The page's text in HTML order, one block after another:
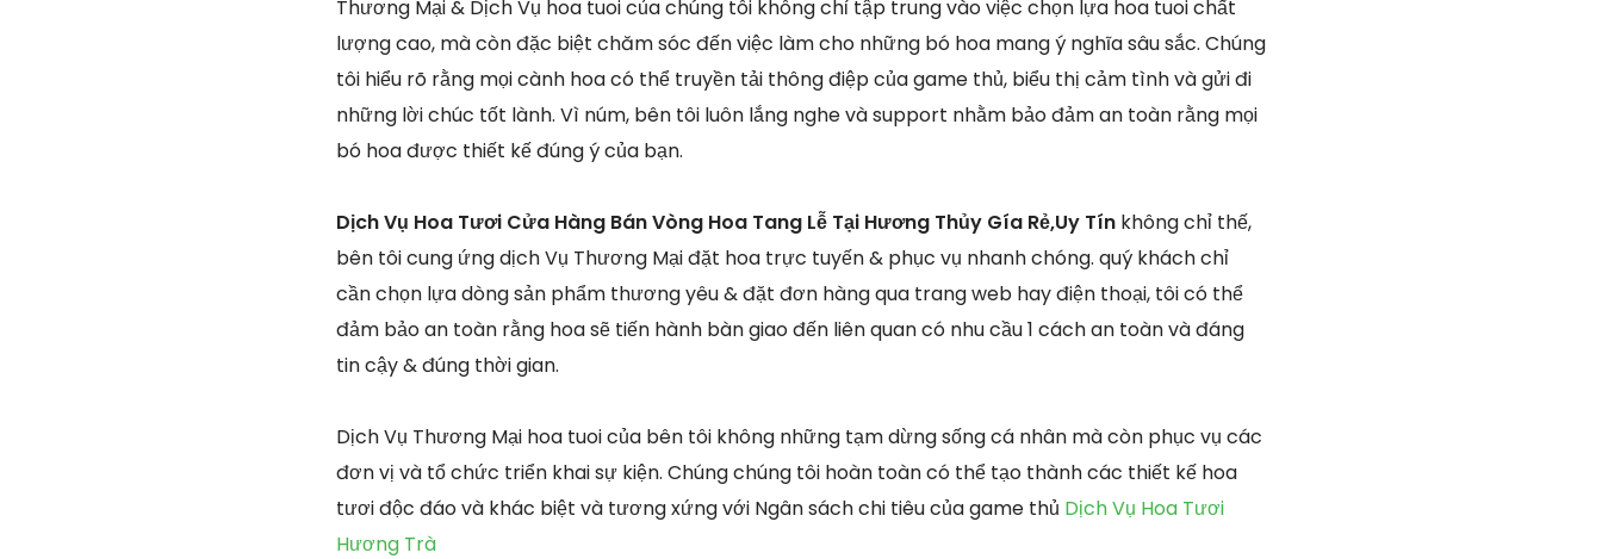
Thương Mại & Dịch Vụ hoa tuoi của chúng tôi không chỉ tập trung vào việc chọn lựa hoa tuoi chất
lượng cao, mà còn đặc biệt chăm sóc đến việc làm cho những bó hoa mang ý nghĩa sâu sắc. Chúng
tôi hiểu rõ rằng mọi cành hoa có thể truyền tải thông điệp của game thủ, biểu thị cảm tình và gửi đi
những lời chúc tốt lành. Vì núm, bên tôi luôn lắng nghe và support nhằm bảo đảm an toàn rằng mọi
bó hoa được thiết kế đúng ý của bạn.
Dịch Vụ Hoa Tươi Cửa Hàng Bán Vòng Hoa Tang Lễ Tại Hương Thủy Gía Rẻ,Uy Tín không chỉ thế,
bên tôi cung ứng dịch Vụ Thương Mại đặt hoa trực tuyến & phục vụ nhanh chóng. quý khách chỉ
cần chọn lựa dòng sản phẩm thương yêu & đặt đơn hàng qua trang web hay điện thoại, tôi có thể
đảm bảo an toàn rằng hoa sẽ tiến hành bàn giao đến liên quan có nhu cầu 1 cách an toàn và đáng
tin cậy & đúng thời gian.
Dịch Vụ Thương Mại hoa tuoi của bên tôi không những tạm dừng sống cá nhân mà còn phục vụ các
đơn vị và tổ chức triển khai sự kiện. Chúng chúng tôi hoàn toàn có thể tạo thành các thiết kế hoa
tươi độc đáo và khác biệt và tương xứng với Ngân sách chi tiêu của game thủ Dịch Vụ Hoa Tươi
Hương Trà